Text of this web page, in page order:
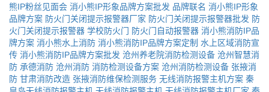
熊IP粉丝见面会 消小熊IP形象品牌方案批发 品牌联名 消小熊IP形象
品牌方案 防火门关闭提示报警器厂家 防火门关闭提示报警器批发 防
火门关闭提示报警器 学校防火门 防火门自动报警器 消小熊消防IP品
牌方案 消小熊水上消防 消小熊消防IP品牌方案定制 水上区域消防宣
传 消小熊消防IP品牌方案批发 沧州养老院消防检测设备 沧州智慧消
防 承德消防 沧州消防 消防检测设备方案 沧州消防检测设备 张掖消
防 甘肃消防改造 张掖消防维保检测服务 无线消防报警主机方案 秦